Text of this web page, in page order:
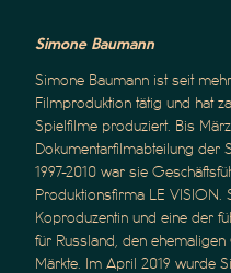
Simone Baumann
Simone Baumann ist seit
Filmproduktion tätig und hat
Spielfilme produziert. Bis
Dokumentarfilmabteilung der
1997-2010 war sie
Produktionsfirma LE VISION.
Koproduzentin und eine der
für Russland, den
Märkte. Im April 2019 wurde